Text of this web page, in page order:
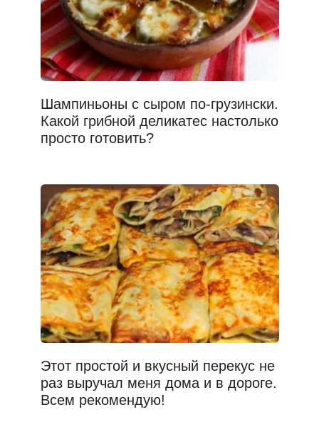
Шампиньоны с сыром по-грузински.
Какой грибной деликатес настолько
просто готовить?
Этот простой и вкусный перекус не
раз выручал меня дома и в дороге.
Всем рекомендую!